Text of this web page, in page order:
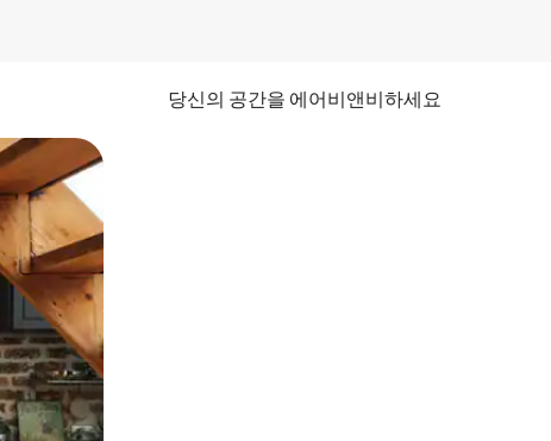
당신의 공간을 에어비앤비하세요